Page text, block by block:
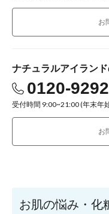
お
ナチュラルアイラン
0120-
受付時間 9:00~21:00 (年末年
お
お肌の悩み・化